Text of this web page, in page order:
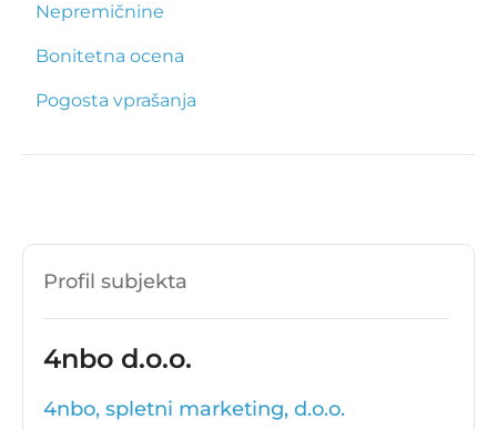
Nepremičnine
Bonitetna ocena
Pogosta vprašanja
Profil subjekta
4nbo d.o.o.
4nbo, spletni marketing, d.o.o.